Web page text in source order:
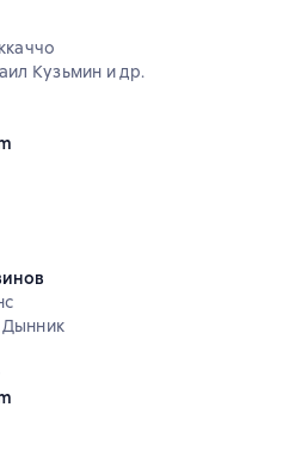
Кузьмин и др.
рейтинг 4 на основе 3 оценок
рейтинг 4,4 на основе 8 оценок